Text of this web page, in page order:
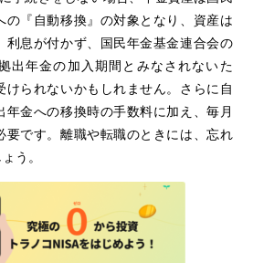
の『自動移換』の対象となり、資産は
利息が付かず、国民年金基金連合会の
出年金の加入期間とみなされないた
けられないかもしれません。さらに自
年金への移換時の手数料に加え、毎月
要です。離職や転職のときには、忘れ
う。